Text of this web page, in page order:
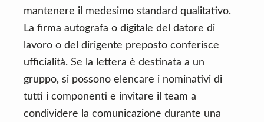
mantenere il medesimo standard qualitativo.
La firma autografa o digitale del datore di
lavoro o del dirigente preposto conferisce
ufficialità. Se la lettera è destinata a un
gruppo, si possono elencare i nominativi di
tutti i componenti e invitare il team a
condividere la comunicazione durante una